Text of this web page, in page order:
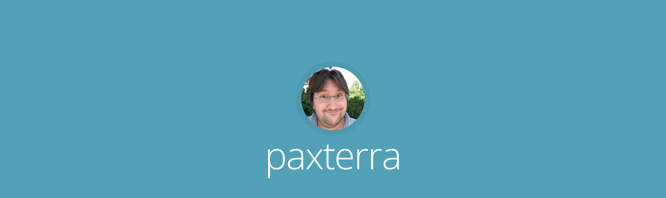
paxterra